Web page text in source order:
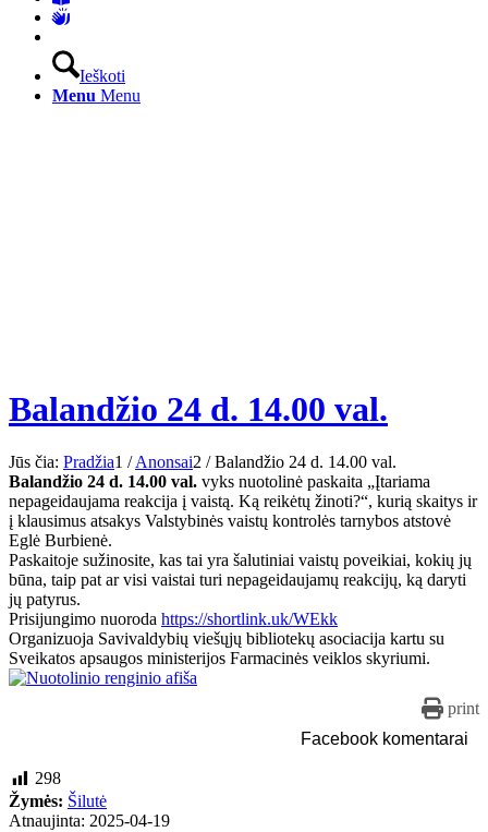
Ieškoti
Menu Menu
Balandžio 24 d. 14.00 val.
Jūs čia: Pradžia1 / Anonsai2 / Balandžio 24 d. 14.00 val.
Balandžio 24 d. 14.00 val. vyks nuotolinė paskaita „Įtariama
nepageidaujama reakcija į vaistą. Ką reikėtų žinoti?“, kurią skaitys ir
į klausimus atsakys Valstybinės vaistų kontrolės tarnybos atstovė
Eglė Burbienė.
Paskaitoje sužinosite, kas tai yra šalutiniai vaistų poveikiai, kokių jų
būna, taip pat ar visi vaistai turi nepageidaujamų reakcijų, ką daryti
jų patyrus.
Prisijungimo nuoroda https://shortlink.uk/WEkk
Organizuoja Savivaldybių viešųjų bibliotekų asociacija kartu su
Sveikatos apsaugos ministerijos Farmacinės veiklos skyriumi.
print
Facebook komentarai
298
Žymės: Šilutė
Atnaujinta: 2025-04-19